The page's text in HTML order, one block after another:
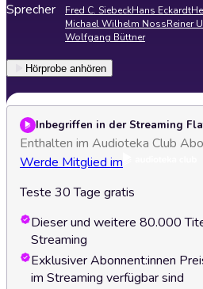
Sprecher Fred C. SiebeckHans Eckardt
Michael Wilhelm NossReiner
Wolfgang Büttner
Hörprobe anhören
Inbegriffen in der Streaming
Enthalten im Audioteka Club Abo
Werde Mitglied im
Teste 30 Tage gratis
Dieser und weitere 80.000
Streaming
Exklusiver Abonnent:innen
im Streaming verfügbar sind